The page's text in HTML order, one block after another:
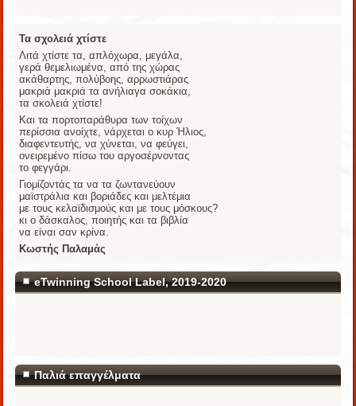
Τα σχολειά χτίστε
Λιτά χτίστε τα, απλόχωρα, μεγάλα,
γερά θεμελιωμένα, από της χώρας
ακάθαρτης, πoλύβοης, αρρωστιάρας
μακριά μακριά τα ανήλιαγα σοκάκια,
τα σκολειά χτίστε!
Και τα πορτοπαράθυρα των τοίχων
περίσσια ανοίχτε, νάρχεται ο κυρ Ήλιος,
διαφεντευτής, να χύνεται, να φεύγει,
ονειρεμένο πίσω του αργοσέρνοντας
το φεγγάρι.
Γιομίζοντάς τα να τα ζωντανεύουν
μαϊστράλια και βοριάδες και μελτέμια
με τους κελαϊδισμούς και με τους μόσκους?
κι ο δάσκαλος, ποιητής και τα βιβλία
να είναι σαν κρίνα.
Κωστής Παλαμάς
eTwinning School Label, 2019-2020
Παλιά επαγγέλματα